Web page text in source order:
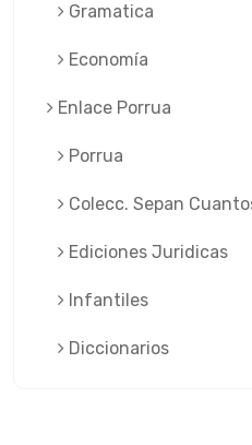
Gramatica
Economía
Enlace Porrua
Porrua
Colecc. Sepan
Ediciones Juridicas
Infantiles
Diccionarios